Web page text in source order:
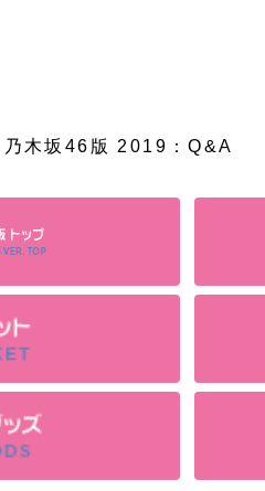
乃木坂46版 2019：Q&A